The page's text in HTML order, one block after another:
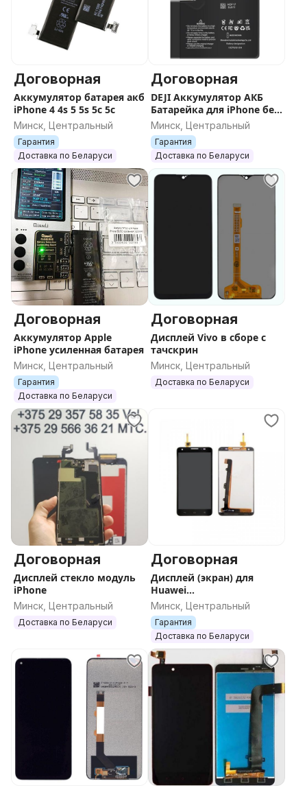
Договорная
Аккумулятор батарея акб
iPhone 4 4s 5 5s 5c 5с
Минск, Центральный
Гарантия
Доставка по Беларуси
Договорная
DEJI Аккумулятор АКБ
Батарейка для iPhone без
ошибки
Минск, Центральный
Гарантия
Доставка по Беларуси
Договорная
Аккумулятор Apple
iPhone усиленная батарея
Минск, Центральный
Гарантия
Доставка по Беларуси
Договорная
Дисплей Vivo в сборе с
тачскрин
Минск, Центральный
Доставка по Беларуси
Договорная
Дисплей стекло модуль
iPhone
Минск, Центральный
Доставка по Беларуси
Договорная
Дисплей (экран) для
Huawei
P/Y/G/Honor/Mate/GR
Минск, Центральный
Гарантия
Доставка по Беларуси